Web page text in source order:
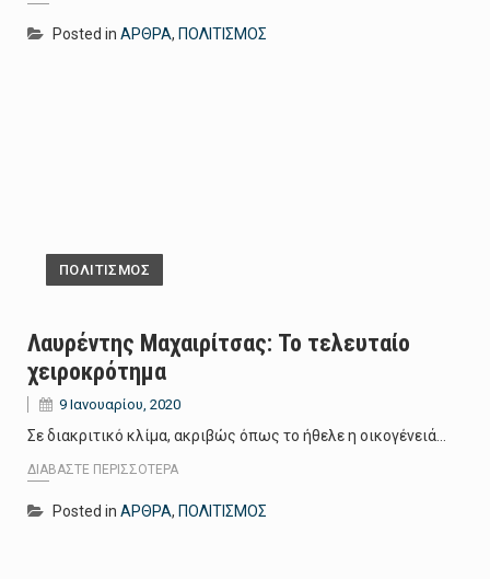
Posted in ΑΡΘΡΑ, ΠΟΛΙΤΙΣΜΟΣ
ΠΟΛΙΤΙΣΜΟΣ
Λαυρέντης Μαχαιρίτσας: Το τελευταίο
χειροκρότημα
9 Ιανουαρίου, 2020
Σε διακριτικό κλίμα, ακριβώς όπως το ήθελε η οικογένειά…
ΔΙΑΒΆΣΤΕ ΠΕΡΙΣΣΌΤΕΡΑ
Posted in ΑΡΘΡΑ, ΠΟΛΙΤΙΣΜΟΣ